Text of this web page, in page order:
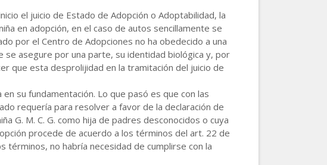
el juicio de Estado de Adopción o Adoptabilidad, la
en adopción, en el caso de autos sencillamente se
por el Centro de Adopciones no ha obedecido a una
se asegure por una parte, su identidad biológica y, por
que esta desprolijidad en la tramitación del juicio de
su fundamentación. Lo que pasó es que con las
requería para resolver a favor de la declaración de
G. M. C. G. como hija de padres desconocidos o cuya
procede de acuerdo a los términos del art. 22 de
términos, no habría necesidad de cumplirse con la